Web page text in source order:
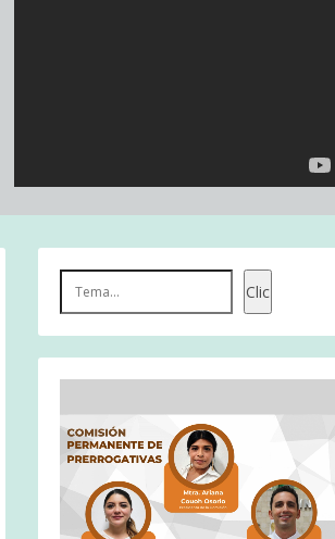
Clic